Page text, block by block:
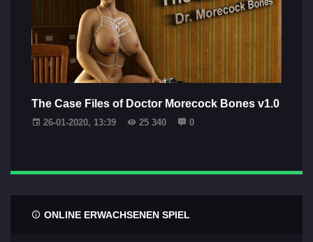
The Case Files of Doctor Morecock Bones v1.0
26-01-2020, 13:39 25 340 0
ONLINE ERWACHSENEN SPIEL